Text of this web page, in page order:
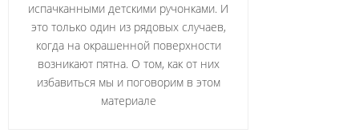
испачканными детскими ручонками. И
это только один из рядовых случаев,
когда на окрашенной поверхности
возникают пятна. О том, как от них
избавиться мы и поговорим в этом
материале